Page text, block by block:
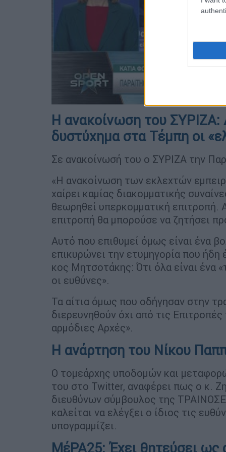
Η ανακοίνωση του ΣΥΡΙΖΑ:
δυστύχημα στα Τέμπη οι
Σε ανακοίνωσή του ο ΣΥΡΙΖΑ την
«Η ανακοίνωση των εκλεχτών
χαίρει καμίας διακομματικής
θεωρηθεί υπερκομματική επιτροπή.
επιτροπή θα μπορούσε να ζητήσει
Αυτό που επιθυμεί όμως είναι ένα
επικυρώνει την ετυμηγορία που ήδη
κος Μητσοτάκης: Ότι όλα είναι ένα
οι ευθύνες».
Τα αίτια όμως που οδήγησαν στην
διερευνηθούν όχι από τις
αρμόδιες Αρχές».
Η ανάρτηση του Νίκου
Ο τομεάρχης υποδομών και
του στο Twitter, αναφέρει πως ο κ.
διευθύνων σύμβουλος της
καλείται να ελέγξει ο ίδιος τις
υπογραμμίζει.
ΜέΡΑ25: Έχει θητεύσει ως